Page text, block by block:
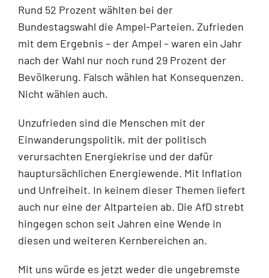
Rund 52 Prozent wählten bei der
Bundestagswahl die Ampel-Parteien. Zufrieden
mit dem Ergebnis – der Ampel – waren ein Jahr
nach der Wahl nur noch rund 29 Prozent der
Bevölkerung. Falsch wählen hat Konsequenzen.
Nicht wählen auch.
Unzufrieden sind die Menschen mit der
Einwanderungspolitik, mit der politisch
verursachten Energiekrise und der dafür
hauptursächlichen Energiewende. Mit Inflation
und Unfreiheit. In keinem dieser Themen liefert
auch nur eine der Altparteien ab. Die AfD strebt
hingegen schon seit Jahren eine Wende in
diesen und weiteren Kernbereichen an.
Mit uns würde es jetzt weder die ungebremste